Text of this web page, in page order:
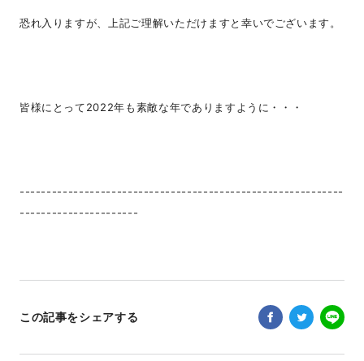
恐れ入りますが、上記ご理解いただけますと幸いでございます。
皆様にとって2022年も素敵な年でありますように・・・
------------------------------------------------------------
----------------------
この記事をシェアする